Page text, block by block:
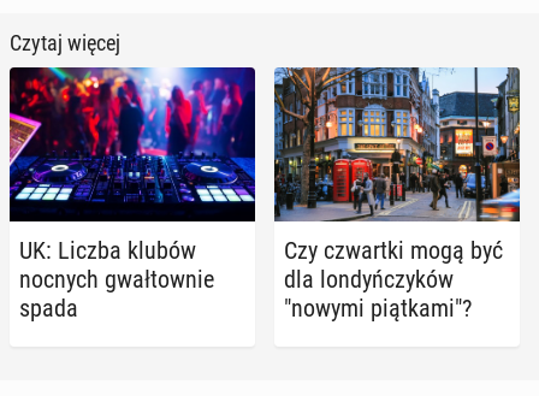
Czytaj więcej
UK: Liczba klubów
nocnych gwał­tow­nie
spada
Czy czwart­ki mogą być
dla lon­dyń­czy­ków
"nowymi piąt­ka­mi"?